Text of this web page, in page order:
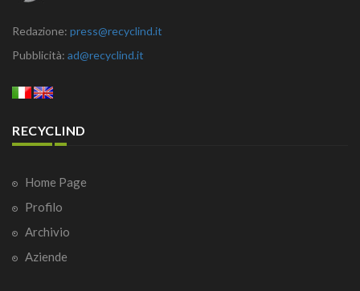
Redazione: press@recyclind.it
Pubblicità: ad@recyclind.it
RECYCLIND
Home Page
Profilo
Archivio
Aziende